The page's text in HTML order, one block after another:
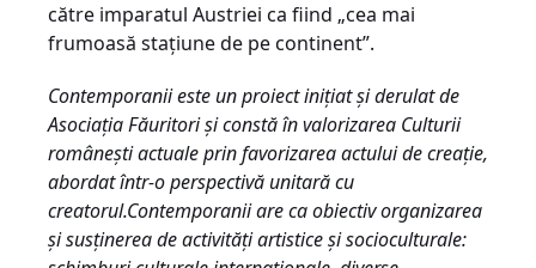
către imparatul Austriei ca fiind „cea mai
frumoasă staţiune de pe continent”.
Contemporaniieste un proiect iniţiatşi derulat de
Asociaţia Făuritorişi constă învalorizarea Culturii
româneşti actuale prin favorizarea actului de creaţie,
abordat într-o perspectivă unitară cu
creatorul.Contemporaniiare ca obiectiv organizarea
şi susţinerea de activităţi artistice şi socioculturale: